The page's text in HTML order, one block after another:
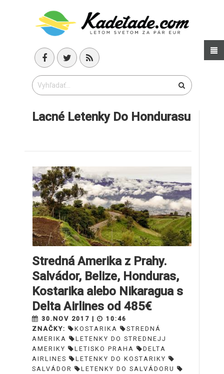
Lacné Letenky Do Hondurasu
Stredná Amerika z Prahy.
Salvádor, Belize, Honduras,
Kostarika alebo Nikaragua s
Delta Airlines od 485€
30.NOV 2017 |
10:46
ZNAČKY:
KOSTARIKA
STREDNÁ
AMERIKA
LETENKY DO STREDNEJJ
AMERIKY
LETISKO PRAHA
DELTA
AIRLINES
LETENKY DO KOSTARIKY
SALVÁDOR
LETENKY DO SALVÁDORU